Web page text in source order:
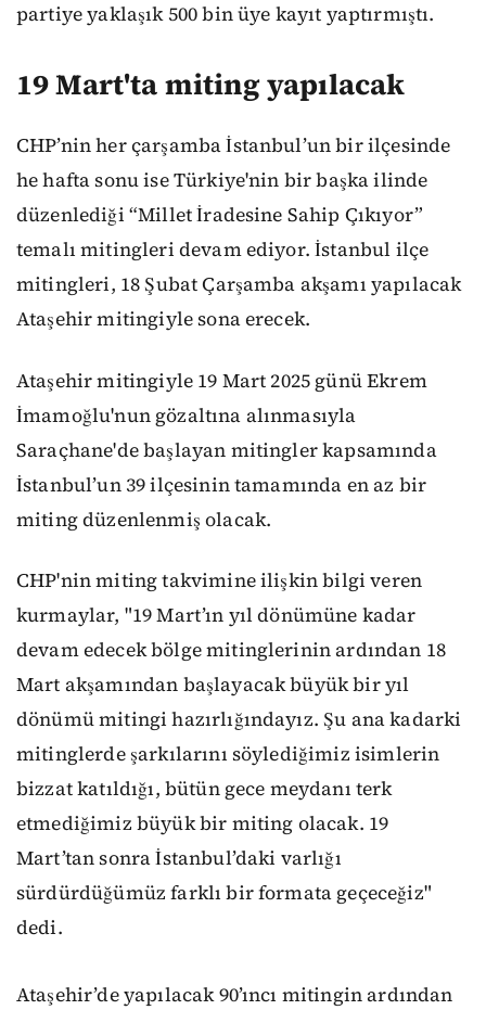
partiye yaklaşık 500 bin üye kayıt yaptırmıştı.
19 Mart'ta miting yapılacak
CHP’nin her çarşamba İstanbul’un bir ilçesinde
he hafta sonu ise Türkiye'nin bir başka ilinde
düzenlediği “Millet İradesine Sahip Çıkıyor”
temalı mitingleri devam ediyor. İstanbul ilçe
mitingleri, 18 Şubat Çarşamba akşamı yapılacak
Ataşehir mitingiyle sona erecek.
Ataşehir mitingiyle 19 Mart 2025 günü Ekrem
İmamoğlu'nun gözaltına alınmasıyla
Saraçhane'de başlayan mitingler kapsamında
İstanbul’un 39 ilçesinin tamamında en az bir
miting düzenlenmiş olacak.
CHP'nin miting takvimine ilişkin bilgi veren
kurmaylar, "19 Mart’ın yıl dönümüne kadar
devam edecek bölge mitinglerinin ardından 18
Mart akşamından başlayacak büyük bir yıl
dönümü mitingi hazırlığındayız. Şu ana kadarki
mitinglerde şarkılarını söylediğimiz isimlerin
bizzat katıldığı, bütün gece meydanı terk
etmediğimiz büyük bir miting olacak. 19
Mart’tan sonra İstanbul’daki varlığı
sürdürdüğümüz farklı bir formata geçeceğiz"
dedi.
Ataşehir’de yapılacak 90’ıncı mitingin ardından